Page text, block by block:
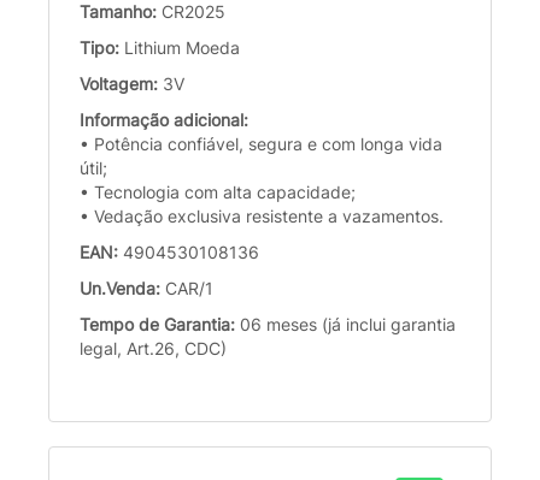
Tamanho: CR2025
Tipo: Lithium Moeda
Voltagem: 3V
Informação adicional:
• Potência confiável, segura e com longa vida
útil;
• Tecnologia com alta capacidade;
• Vedação exclusiva resistente a vazamentos.
EAN: 4904530108136
Un.Venda: CAR/1
Tempo de Garantia: 06 meses (já inclui garantia
legal, Art.26, CDC)